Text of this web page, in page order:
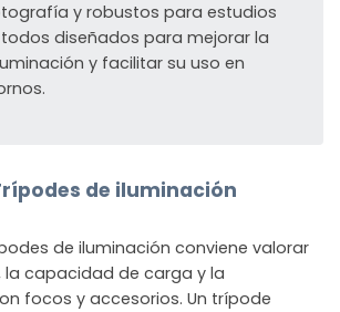
y robustos para estudios
diseñados para mejorar la
y facilitar su uso en
de iluminación
de iluminación conviene valorar
la capacidad de carga y la
focos y accesorios. Un trípode